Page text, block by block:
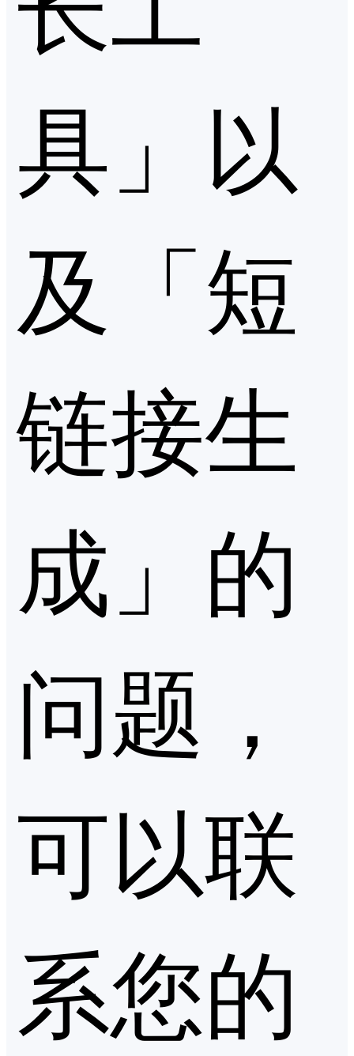
具」以
及「短
链接生
成」的
问题，
可以联
系您的